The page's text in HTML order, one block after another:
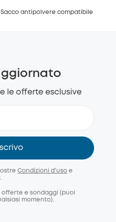
Sacco antipolvere compatibile
le offerte esclusive
Condizioni d'uso e
.
offerte e sondaggi (puoi
momento).